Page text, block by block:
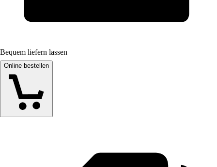
Bequem liefern lassen
Online bestellen